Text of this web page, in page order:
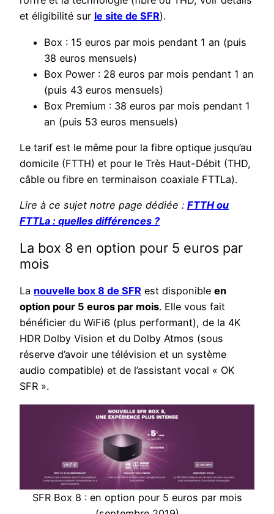
et éligibilité sur le site de SFR).
Box : 15 euros par mois pendant 1 an (puis
38 euros mensuels)
Box Power : 28 euros par mois pendant 1 an
(puis 43 euros mensuels)
Box Premium : 38 euros par mois pendant 1
an (puis 53 euros mensuels)
Le tarif est le même pour la fibre optique jusqu’au
domicile (FTTH) et pour le Très Haut-Débit (THD,
câble ou fibre en terminaison coaxiale FTTLa).
Lire à ce sujet notre page dédiée : FTTH ou
FTTLa : quelles différences ?
La box 8 en option pour 5 euros par
mois
La nouvelle box 8 de SFR est disponible en
option pour 5 euros par mois. Elle vous fait
bénéficier du WiFi6 (plus performant), de la 4K
HDR Dolby Vision et du Dolby Atmos (sous
réserve d’avoir une télévision et un système
audio compatible) et de l’assistant vocal « OK
SFR ».
SFR Box 8 : en option pour 5 euros par mois